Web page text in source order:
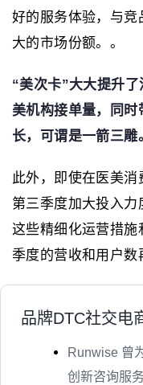
好的服务体验，与竞
大的市场份额。。
“美次卡”大大提升
美机构接单量，同
长，可谓是一箭三雕
此外，即使在医美
第三季度加大投入
这些精细化运营措施
季度的营收和用户数
品牌DTC社交电
Runwise 曾
创新咨询服